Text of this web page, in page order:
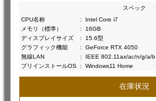
スペック
CPU名称
:
Intel Core i7
メモリ（標準）
:
16GB
ディスプレイサイズ
:
15.6型
グラフィック機能
:
GeForce RTX 4050
無線LAN
:
IEEE 802.11ax/ac/n/g/a/b
プリインストールOS : Windows11 Home
在庫状況